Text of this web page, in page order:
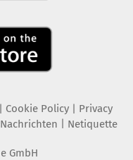
Cookie Policy| Privacy
Netiquette
GmbH